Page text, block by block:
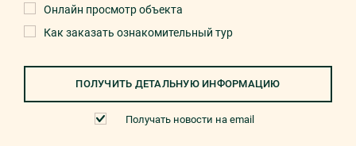
Онлайн просмотр объекта
Как заказать ознакомительный тур
ПОЛУЧИТЬ ДЕТАЛЬНУЮ ИНФОРМАЦИЮ
Получать новости на email